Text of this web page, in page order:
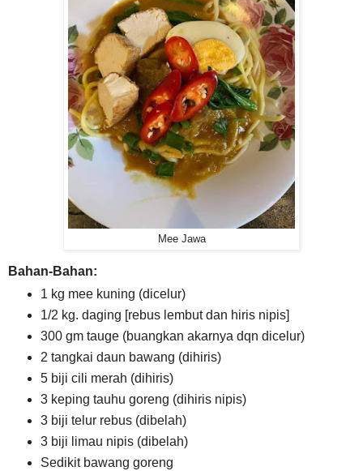
Mee Jawa
Bahan-Bahan:
1 kg mee kuning (dicelur)
1/2 kg. daging [rebus lembut dan hiris nipis]
300 gm tauge (buangkan akarnya dqn dicelur)
2 tangkai daun bawang (dihiris)
5 biji cili merah (dihiris)
3 keping tauhu goreng (dihiris nipis)
3 biji telur rebus (dibelah)
3 biji limau nipis (dibelah)
Sedikit bawang goreng